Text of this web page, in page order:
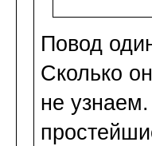
Повод
Сколько
не